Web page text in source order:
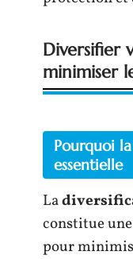
Diversifier
minimiser
Pourquoi
essentielle
La
constitue
pour